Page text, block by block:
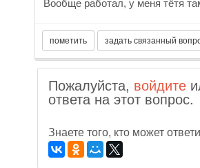
Вообще работал, у меня тётя
Пожалуйста, войдите
ответа на этот вопрос.
Знаете того, кто может